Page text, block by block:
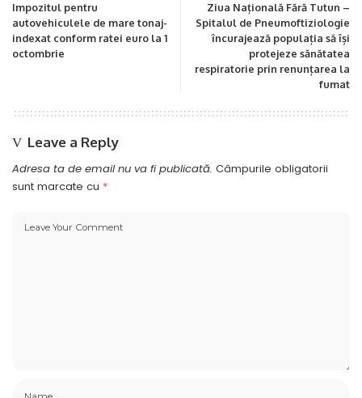
Impozitul pentru
autovehiculele de mare tonaj-
indexat conform ratei euro la 1
octombrie
Ziua Națională Fără Tutun –
Spitalul de Pneumoftiziologie
încurajează populația să își
protejeze sănătatea
respiratorie prin renunțarea la
fumat
Leave a Reply
Adresa ta de email nu va fi publicată. Câmpurile obligatorii
sunt marcate cu *